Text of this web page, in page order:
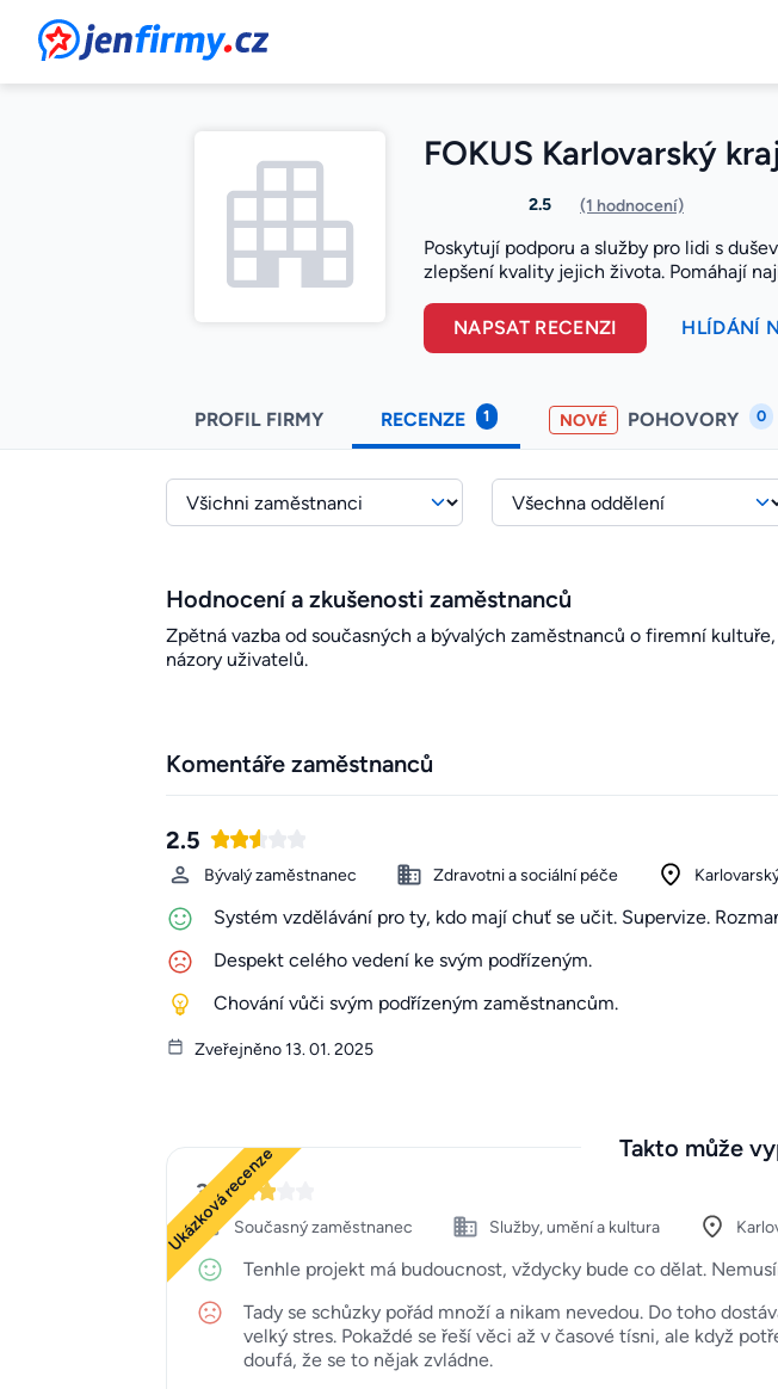
JenFirmy.cz
FOKUS Karlovarský
2.5 (1 hodnocení)
Poskytují podporu a služby pro lidi s
zlepšení kvality jejich života. Pomáhají
NAPSAT RECENZI HLÍDÁNÍ
PROFIL FIRMY RECENZE 1 NOVÉ POHOVORY 0
Hodnocení a zkušenosti zaměstnanců
Zpětná vazba od současných a bývalých zaměstnanců o firemní
názory uživatelů.
Komentáře zaměstnanců
2.5
Bývalý zaměstnanec Zdravotni a sociální péče
Systém vzdělávání pro ty, kdo mají chuť se učit. Supervize.
Despekt celého vedení ke svým podřízeným.
Chování vůči svým podřízeným zaměstnancům.
Zveřejněno 13. 01. 2025
Takto může
Ukázková recenze
3
Současný zaměstnanec Služby, umění a kultura
Tenhle projekt má budoucnost, vždycky bude co dělat.
Tady se schůzky pořád množí a nikam nevedou. Do toho
velký stres. Pokaždé se řeší věci až v časové tísni, ale když
doufá, že se to nějak zvládne.